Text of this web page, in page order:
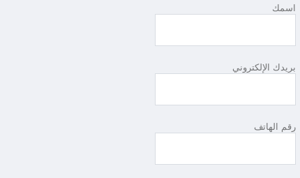
اسمك
بريدك الإلكتروني
رقم الهاتف